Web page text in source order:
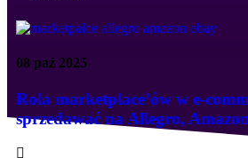
08 paź 2025
Rola marketplace’ów w e-
sprzedawać na Allegro,